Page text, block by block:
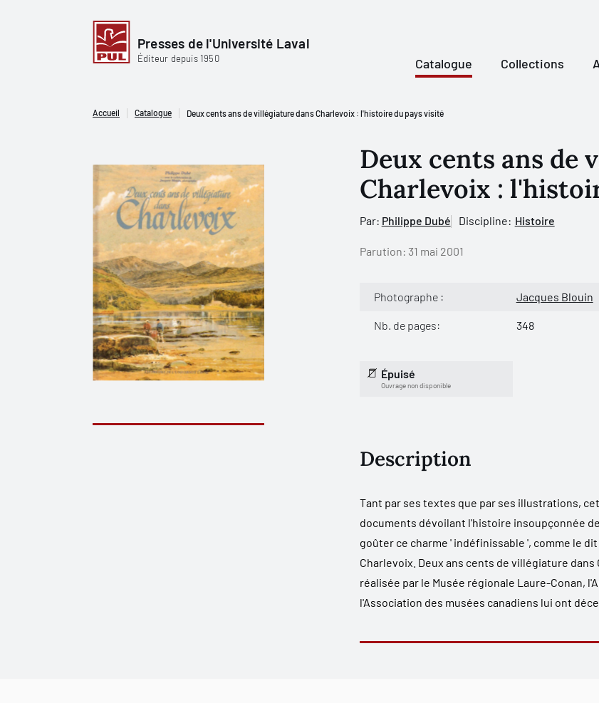
Presses de l'Université Laval
Éditeur depuis 1950 Catalogue Collections
Accueil Catalogue Deux cents ans de villégiature dans Charlevoix : l'histoire du pays visité
Deux cents ans de
Charlevoix :
Par: Philippe Dubé Discipline: Histoire
Parution: 31 mai 2001
Photographe : Jacques Blouin
Nb. de pages: 348
Épuisé
Ouvrage non disponible
Description
Tant par ses textes que par ses illustrations,
documents dévoilant l'histoire insoupçonnée
goûter ce charme ' indéfinissable ', comme le
Charlevoix. Deux ans cents de villégiature
réalisée par le Musée régionale Laure-Conan,
l'Association des musées canadiens lui ont